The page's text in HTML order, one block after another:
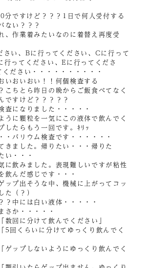
分ですけど？？？1日で何人受付する
ない？？？
、作業着みたいなのに着替え再度受
さい、Bに行ってください、Cに行って
行ってください、Eに行ってくださ
ださい・・・・・・・・・・
いおいおい！！何個検査する
こちとら昨日の晩からご飯食べてなく
ですけど？？？？？
査になりました・・・・・
うに顆粒を一気にこの液体で飲んでく
したらもう一回です。ｷﾘｯ
・バリウム検査です・・・・・・
きました。帰りたい・・・帰りた
い・・・
に飲みました。表現難しいですが粘性
飲んだ感じです・・・
ップ出そうな中、機械に上がってコッ
た（？）
？中には白い液体・・・・・
さか・・・・・
数回に分けて飲んでください」
5回くらいに分けてゆっくり飲んでく
ゲップしないようにゆっくり飲んでく